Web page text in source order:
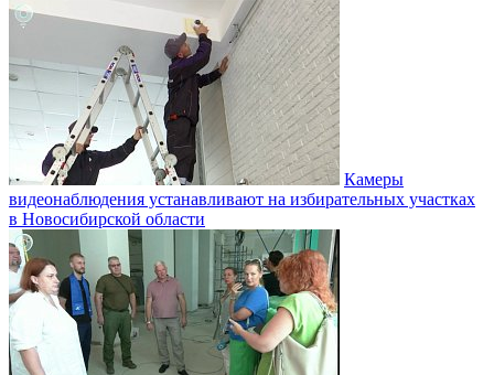
Камеры
видеонаблюдения устанавливают на избирательных участках
в Новосибирской области